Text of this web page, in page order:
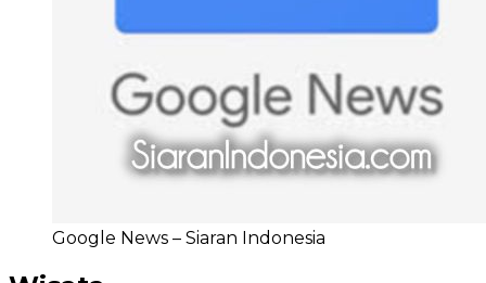
Google News – Siaran Indonesia